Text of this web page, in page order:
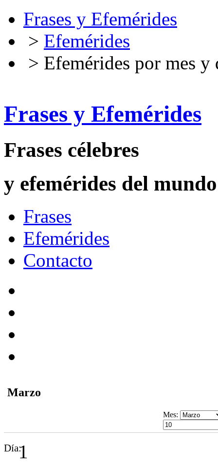
Frases y Efemérides
> Efemérides
> Efemérides por mes y
Frases y Efemérides
Frases célebres
y efemérides del mundo
Frases
Efemérides
Contacto
Marzo
Mes:
Día:1